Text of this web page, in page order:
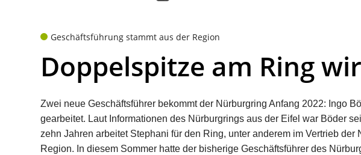
Geschäftsführung stammt aus der Region
Doppelspitze am Ring
Zwei neue Geschäftsführer bekommt der Nürburgring Anfang 2022: Ingo
gearbeitet. Laut Informationen des Nürburgrings aus der Eifel war Böder
zehn Jahren arbeitet Stephani für den Ring, unter anderem im Vertrieb
Region. In diesem Sommer hatte der bisherige Geschäftsführer des